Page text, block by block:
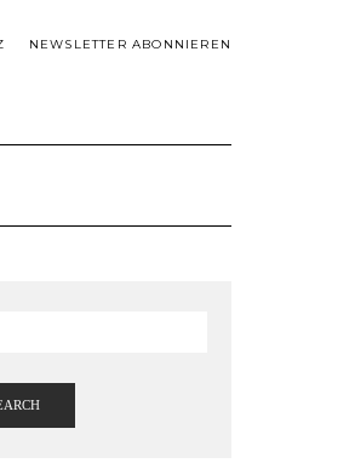
NEWSLETTER ABONNIEREN